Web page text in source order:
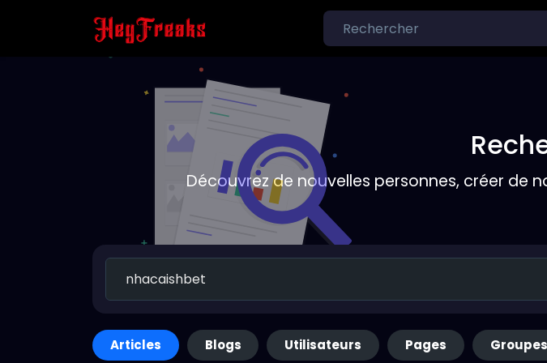
Découvrez de nouvelles personnes, créer de
Articles Blogs Utilisateurs Pages Groupes